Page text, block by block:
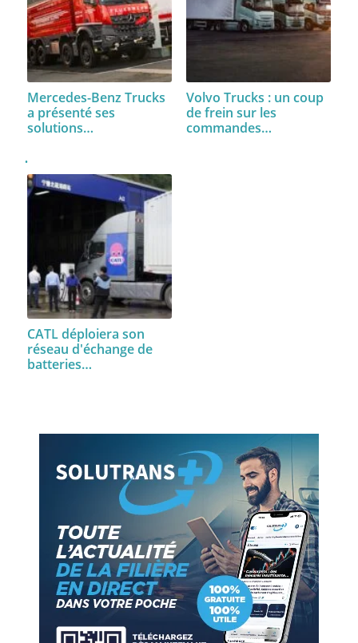
Mercedes-Benz Trucks
a présenté ses
solutions…
Volvo Trucks : un coup
de frein sur les
commandes…
CATL déploiera son
réseau d'échange de
batteries…